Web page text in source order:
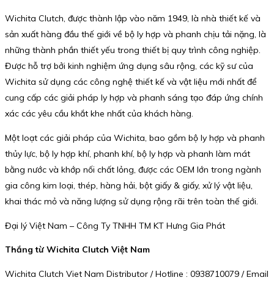
Wichita Clutch, được thành lập vào năm 1949, là nhà thiết kế và
sản xuất hàng đầu thế giới về bộ ly hợp và phanh chịu tải nặng, là
những thành phần thiết yếu trong thiết bị quy trình công nghiệp.
Được hỗ trợ bởi kinh nghiệm ứng dụng sâu rộng, các kỹ sư của
Wichita sử dụng các công nghệ thiết kế và vật liệu mới nhất để
cung cấp các giải pháp ly hợp và phanh sáng tạo đáp ứng chính
xác các yêu cầu khắt khe nhất của khách hàng.
Một loạt các giải pháp của Wichita, bao gồm bộ ly hợp và phanh
thủy lực, bộ ly hợp khí, phanh khí, bộ ly hợp và phanh làm mát
bằng nước và khớp nối chất lỏng, được các OEM lớn trong ngành
gia công kim loại, thép, hàng hải, bột giấy & giấy, xử lý vật liệu,
khai thác mỏ và năng lượng sử dụng rộng rãi trên toàn thế giới.
Đại lý Việt Nam – Công Ty TNHH TM KT Hưng Gia Phát
Thắng từ Wichita Clutch Việt Nam
Wichita Clutch Viet Nam Distributor / Hotline : 0938710079 / Email